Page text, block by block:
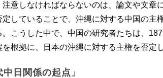
注意しなければならないのは、論文や文章
定していることで、沖縄に対する中国の主
。こうした中で、中国の研究者たちは、
根拠に、日本の沖縄に対する主権を否定
中日関係の起点」